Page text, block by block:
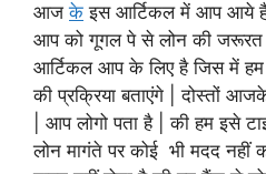
आजके इस आर्टिकल में आप आये है
आप को गूगल पे से लोन की जरूरत
आर्टिकल आप के लिए है जिस में
की प्रक्रिया बताएंगे |
दोस्तों
| आप लोगो पता है | की हम इसे
लोन मागंते पर कोई भी मदद नहीं